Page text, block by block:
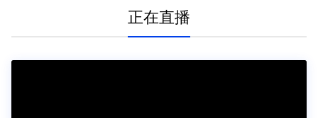
正在直播